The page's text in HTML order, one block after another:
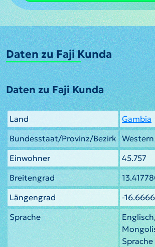
Daten zu Faji Kunda
Daten zu Faji Kunda
Land
Gambia
Bundesstaat/Provinz/Bezirk Western
Einwohner
45.757
Breitengrad
Längengrad
-
Sprache
Sprache